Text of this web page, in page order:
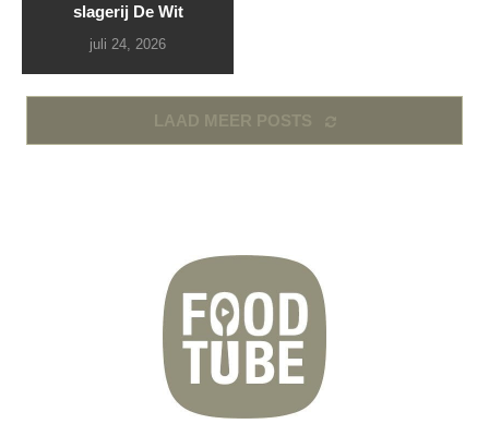
slagerij De Wit
juli 24, 2026